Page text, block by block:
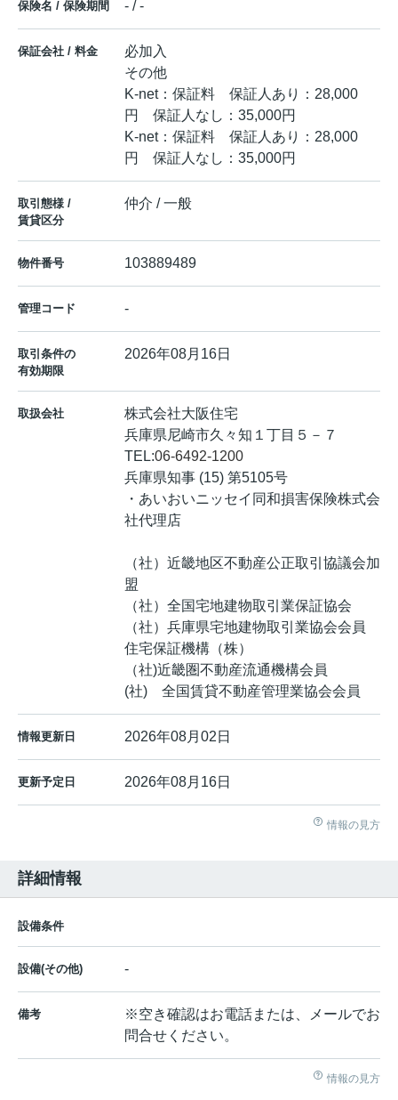
保険名 / 保険期間 - / -
保証会社 / 料金
必加入
その他
K-net：保証料 保証人あり：28,000
円 保証人なし：35,000円
K-net：保証料 保証人あり：28,000
円 保証人なし：35,000円
取引態様 /
賃貸区分
仲介 / 一般
物件番号 103889489
管理コード -
取引条件の
有効期限
2026年08月16日
取扱会社
株式会社大阪住宅
兵庫県尼崎市久々知１丁目５－７
TEL:06-6492-1200
兵庫県知事 (15) 第5105号
・あいおいニッセイ同和損害保険株式会
社代理店
（社）近畿地区不動産公正取引協議会加
盟
（社）全国宅地建物取引業保証協会
（社）兵庫県宅地建物取引業協会会員
住宅保証機構（株）
（社)近畿圏不動産流通機構会員
(社) 全国賃貸不動産管理業協会会員
情報更新日 2026年08月02日
更新予定日 2026年08月16日
情報の見方
詳細情報
設備条件
設備(その他) -
備考
※空き確認はお電話または、メールでお
問合せください。
情報の見方